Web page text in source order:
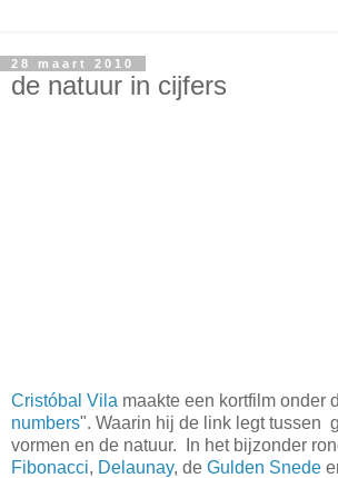
28 maart 2010
de natuur in cijfers
Cristóbal Vila maakte een kortfilm onder
numbers". Waarin hij de link legt tussen
vormen en de natuur. In het bijzonder
Fibonacci, Delaunay, de Gulden Snede